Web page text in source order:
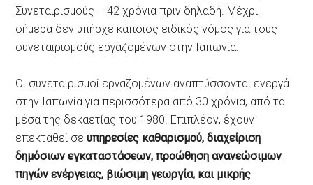
Συνεταιρισμούς – 42 χρόνια πριν δηλαδή. Μέχρι
σήμερα δεν υπήρχε κάποιος ειδικός νόμος για τους
συνεταιρισμούς εργαζομένων στην Ιαπωνία.
Οι συνεταιρισμοί εργαζομένων αναπτύσσονται ενεργά
στην Ιαπωνία για περισσότερα από 30 χρόνια, από τα
μέσα της δεκαετίας του 1980. Επιπλέον, έχουν
επεκταθεί σευπηρεσίες καθαρισμού, διαχείριση
δημόσιων εγκαταστάσεων, προώθηση ανανεώσιμων
πηγών ενέργειας, βιώσιμη γεωργία, και μικρής